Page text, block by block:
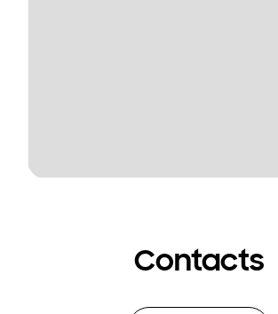
Contacts